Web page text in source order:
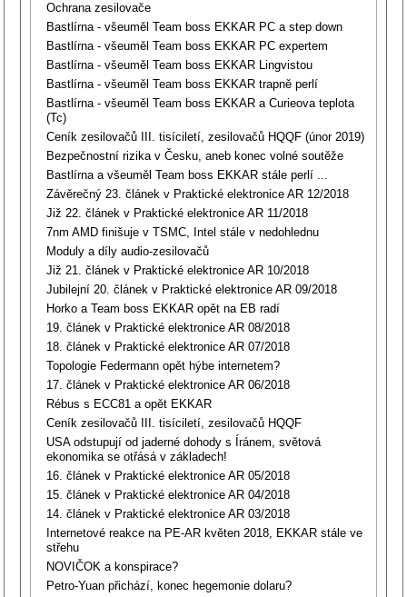
Ochrana zesilovače
Bastlírna - všeuměl Team boss EKKAR PC a step down
Bastlírna - všeuměl Team boss EKKAR PC expertem
Bastlírna - všeuměl Team boss EKKAR Lingvistou
Bastlírna - všeuměl Team boss EKKAR trapně perlí
Bastlírna - všeuměl Team boss EKKAR a Curieova teplota
(Tc)
Ceník zesilovačů III. tisíciletí, zesilovačů HQQF (únor 2019)
Bezpečnostní rizika v Česku, aneb konec volné soutěže
Bastlírna a všeuměl Team boss EKKAR stále perlí ...
Závěrečný 23. článek v Praktické elektronice AR 12/2018
Již 22. článek v Praktické elektronice AR 11/2018
7nm AMD finišuje v TSMC, Intel stále v nedohlednu
Moduly a díly audio-zesilovačů
Již 21. článek v Praktické elektronice AR 10/2018
Jubilejní 20. článek v Praktické elektronice AR 09/2018
Horko a Team boss EKKAR opět na EB radí
19. článek v Praktické elektronice AR 08/2018
18. článek v Praktické elektronice AR 07/2018
Topologie Federmann opět hýbe internetem?
17. článek v Praktické elektronice AR 06/2018
Rébus s ECC81 a opět EKKAR
Ceník zesilovačů III. tisíciletí, zesilovačů HQQF
USA odstupují od jaderné dohody s Íránem, světová
ekonomika se otřásá v základech!
16. článek v Praktické elektronice AR 05/2018
15. článek v Praktické elektronice AR 04/2018
14. článek v Praktické elektronice AR 03/2018
Internetové reakce na PE-AR květen 2018, EKKAR stále ve
střehu
NOVIČOK a konspirace?
Petro-Yuan přichází, konec hegemonie dolaru?